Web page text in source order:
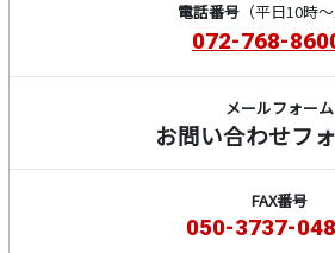
電話番号（平日10時～
072-768-
メールフォーム
お問い合わせフ
FAX番号
050-3737-